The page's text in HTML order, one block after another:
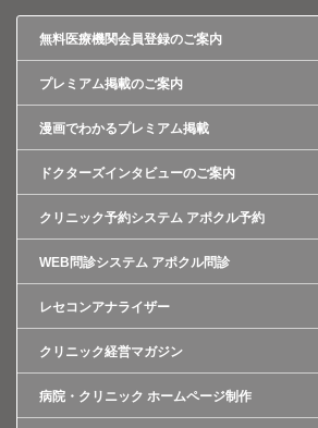
無料医療機関会員登録のご案内
プレミアム掲載のご案内
漫画でわかるプレミアム掲載
ドクターズインタビューのご案内
クリニック予約システム アポクル予約
WEB問診システム アポクル問診
レセコンアナライザー
クリニック経営マガジン
病院・クリニック ホームページ制作